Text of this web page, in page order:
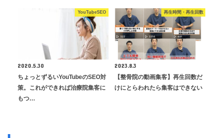
YouTubeSEO
2020.5.30
ちょっとずるいYouTubeのSEO対
策。これができれば治療院集客に
もつ…
再生時間・再生回数
2023.8.3
【整骨院の動画集客】再生回数だ
けにとらわれたら集客はできない